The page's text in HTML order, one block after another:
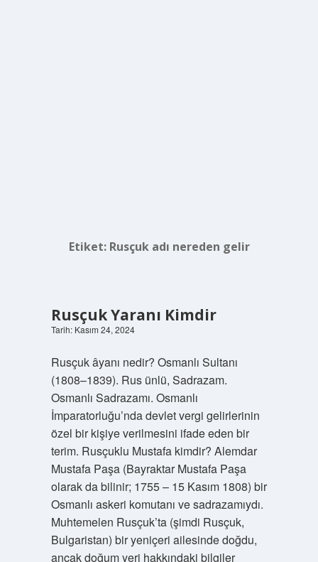
Etiket: Rusçuk adı nereden gelir
Rusçuk Yaranı Kimdir
Tarih: Kasım 24, 2024
Rusçuk âyanı nedir? Osmanlı Sultanı
(1808–1839). Rus ünlü, Sadrazam.
Osmanlı Sadrazamı. Osmanlı
İmparatorluğu’nda devlet vergi gelirlerinin
özel bir kişiye verilmesini ifade eden bir
terim. Rusçuklu Mustafa kimdir? Alemdar
Mustafa Paşa (Bayraktar Mustafa Paşa
olarak da bilinir; 1755 – 15 Kasım 1808) bir
Osmanlı askeri komutanı ve sadrazamıydı.
Muhtemelen Rusçuk’ta (şimdi Rusçuk,
Bulgaristan) bir yeniçeri ailesinde doğdu,
ancak doğum yeri hakkındaki bilgiler